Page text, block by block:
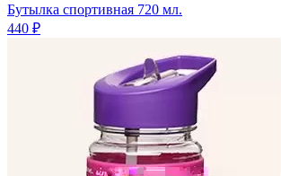
Бутылка спортивная 720 мл.
440 ₽